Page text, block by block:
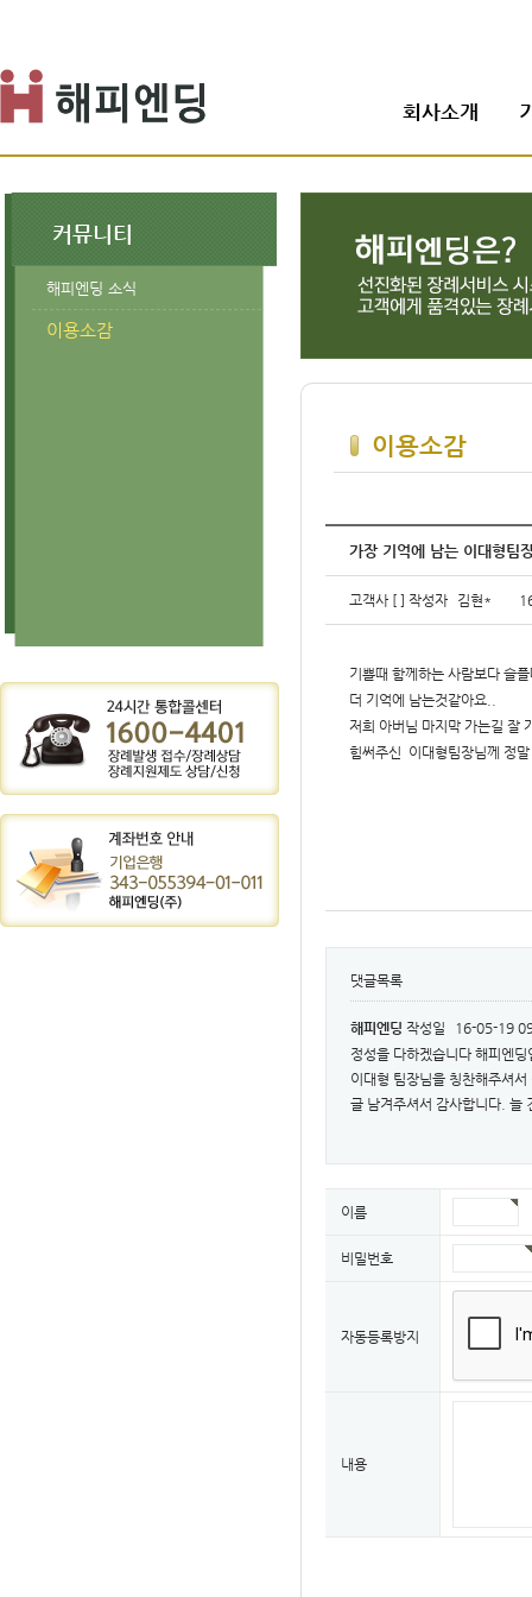
회사소개
커뮤니티
해피엔딩 소식
이용소감
이용소감
가장 기억에 남는 이대형팀
고객사 [ ] 작성자 김현*
기쁠때 함께하는 사람보다 슬
더 기억에 남는것같아요..
저희 아버님 마지막 가는길 잘
힘써주신 이대형팀장님께 정
댓글목록
해피엔딩 작성일
16-05-19
정성을 다하겠습니다 해피엔딩
이대형 팀장님을 칭찬해주셔
글 남겨주셔서 감사합니다. 늘
이름
비밀번호
자동등록방지
내용